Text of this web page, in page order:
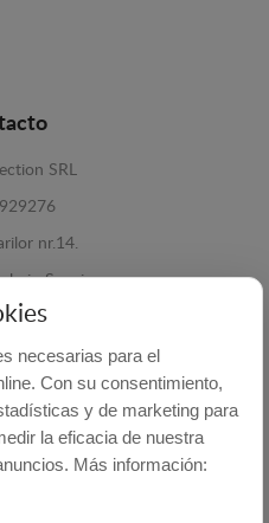
SRL
nr.14.
Secuiesc
necesarias para el
Con su consentimiento,
y de marketing para
la eficacia de nuestra
Más información: